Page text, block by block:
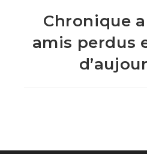
Chronique
amis perdus